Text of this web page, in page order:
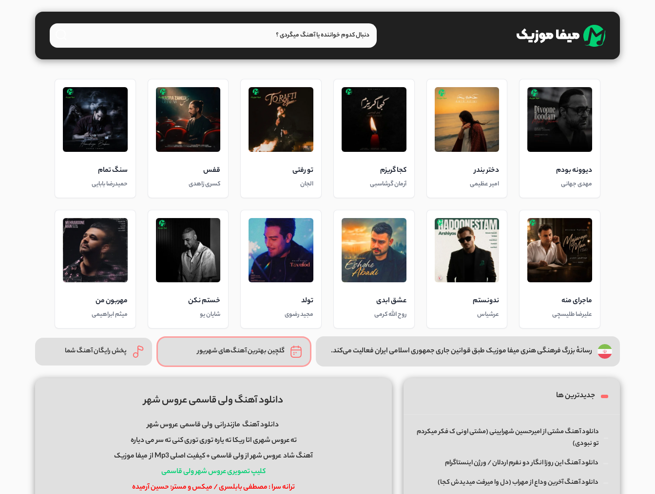
دیوونه بودم
مهدی جهانی
دختر بندر
امیر عظیمی
کجا گریزم
آرمان گرشاسبی
تو رفتی
الجان
قفس
کسری زاهدی
سنگ تمام
حمیدرضا بابایی
ماجرای منه
علیرضا طلیسچی
ندونستم
عرشیاس
عشق ابدی
روح الله کرمی
تولد
مجید رضوی
خستم نکن
شایان یو
مهربون من
میثم ابراهیمی
رسانهٔ بزرگ فرهنگی هنری میفا موزیک طبق قوانین جاری جمهوری اسلامی ایران فعالیت می‌کند. گلچین بهترین آهنگ‌های شهریور پخش رایگان آهنگ شما
دانلود آهنگ ولی قاسمی عروس شهر
دانلود آهنگ مازندرانیولی قاسمیعروس شهر
ته عروس شهری اتا ریکا ته یاره توری توری کنی ته سر می دیاره
آهنگ شادعروس شهرازولی قاسمی+ کیفیت اصلی Mp3 از
میفا موزیک
کلیپ تصویری عروس شهر ولی قاسمی
ترانه سرا : مصطفی بابلسری / میکس و مستر: حسین آرمیده
جدیدترین ها
دانلود آهنگ مشتی از امیرحسین شهرایینی (مشتی اونی ک فکر میکردم
تو نبودی)
دانلود آهنگ این روزا انگار دو نفرم اردلان / ورژن اینستاگرام
دانلود آهنگ آخرین وداع از مهراب (دل وا میرفت میدیدش کجا)